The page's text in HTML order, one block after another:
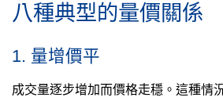
八種典型的量價關係
1. 量增價平
成交量逐步增加而價格走穩。這種情